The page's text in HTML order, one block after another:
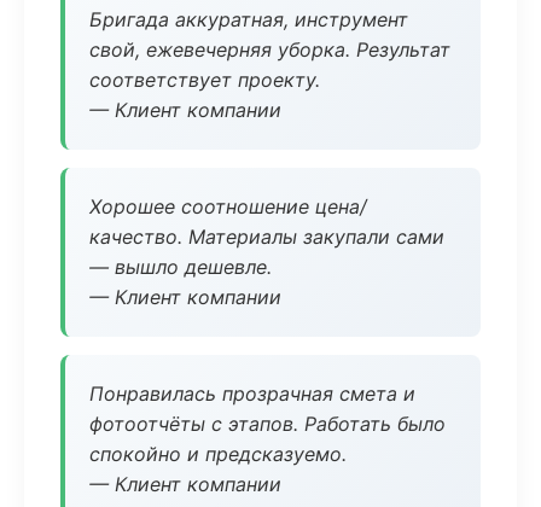
Бригада аккуратная, инструмент
свой, ежевечерняя уборка. Результат
соответствует проекту.
— Клиент компании
Хорошее соотношение цена/
качество. Материалы закупали сами
— вышло дешевле.
— Клиент компании
Понравилась прозрачная смета и
фотоотчёты с этапов. Работать было
спокойно и предсказуемо.
— Клиент компании